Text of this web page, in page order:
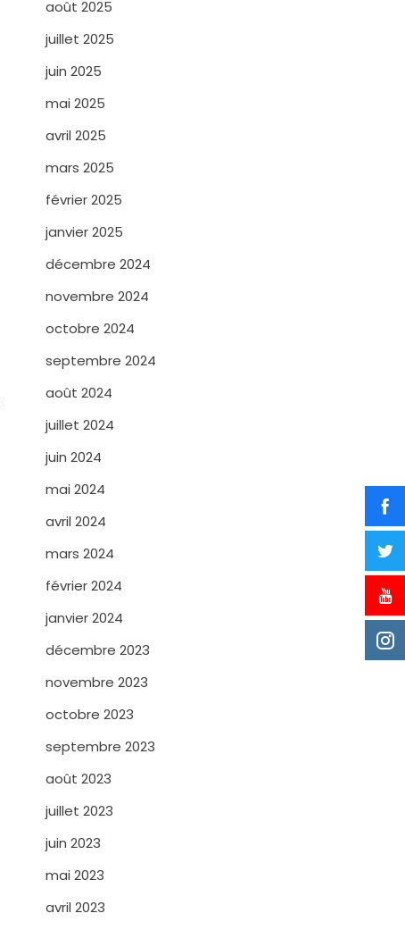
août 2025
juillet 2025
juin 2025
mai 2025
avril 2025
mars 2025
février 2025
janvier 2025
décembre 2024
novembre 2024
octobre 2024
septembre 2024
août 2024
juillet 2024
juin 2024
mai 2024
avril 2024
mars 2024
février 2024
janvier 2024
décembre 2023
novembre 2023
octobre 2023
septembre 2023
août 2023
juillet 2023
juin 2023
mai 2023
avril 2023